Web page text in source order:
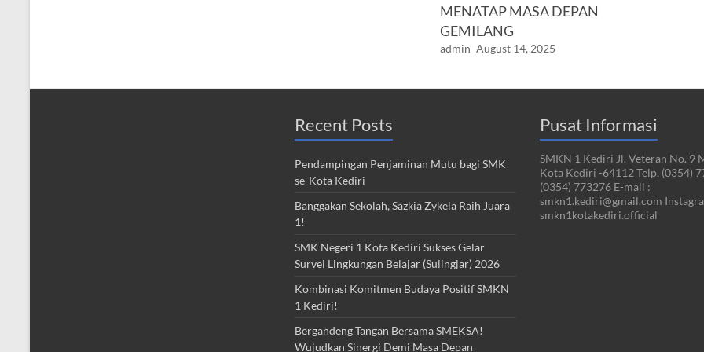
MENATAP MASA DEPAN
GEMILANG
admin August 14, 2025
Recent Posts
Pendampingan Penjaminan Mutu bagi SMK
se-Kota Kediri
Banggakan Sekolah, Sazkia Zykela Raih Juara
1!
SMK Negeri 1 Kota Kediri Sukses Gelar
Survei Lingkungan Belajar (Sulingjar) 2026
Kombinasi Komitmen Budaya Positif SMKN
1 Kediri!
Bergandeng Tangan Bersama SMEKSA!
Wujudkan Sinergi Demi Masa Depan
Pusat Informasi
SMKN 1 Kediri Jl. Veteran No. 9
Kota Kediri -64112 Telp. (0354)
(0354) 773276 E-mail :
smkn1.kediri@gmail.com
smkn1kotakediri.official